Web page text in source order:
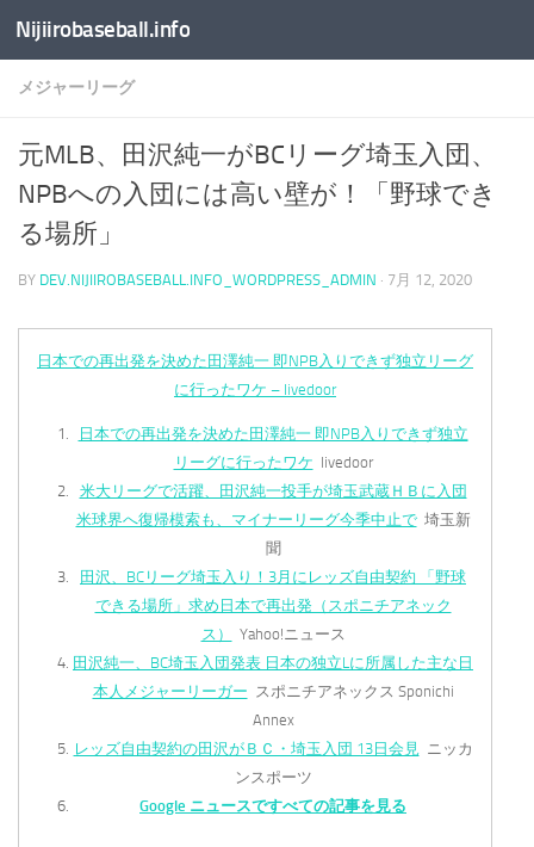
コンテンツへスキップ
Nijiirobaseball.info
メジャーリーグ
元MLB、田沢純一がBCリーグ埼玉入団、
NPBへの入団には高い壁が！「野球でき
る場所」
BY DEV.NIJIIROBASEBALL.INFO_WORDPRESS_ADMIN · 7月 12, 2020
日本での再出発を決めた田澤純一 即NPB入りできず独立リーグ
に行ったワケ – livedoor
日本での再出発を決めた田澤純一 即NPB入りできず独立
リーグに行ったワケ livedoor
米大リーグで活躍、田沢純一投手が埼玉武蔵ＨＢに入団
米球界へ復帰模索も、マイナーリーグ今季中止で 埼玉新
聞
田沢、BCリーグ埼玉入り！3月にレッズ自由契約 「野球
できる場所」求め日本で再出発（スポニチアネック
ス）
Yahoo!ニュース
田沢純一、BC埼玉入団発表 日本の独立Lに所属した主な日
本人メジャーリーガー スポニチアネックス Sponichi
Annex
レッズ自由契約の田沢がＢＣ・埼玉入団 13日会見 ニッカ
ンスポーツ
Google ニュースですべての記事を見る